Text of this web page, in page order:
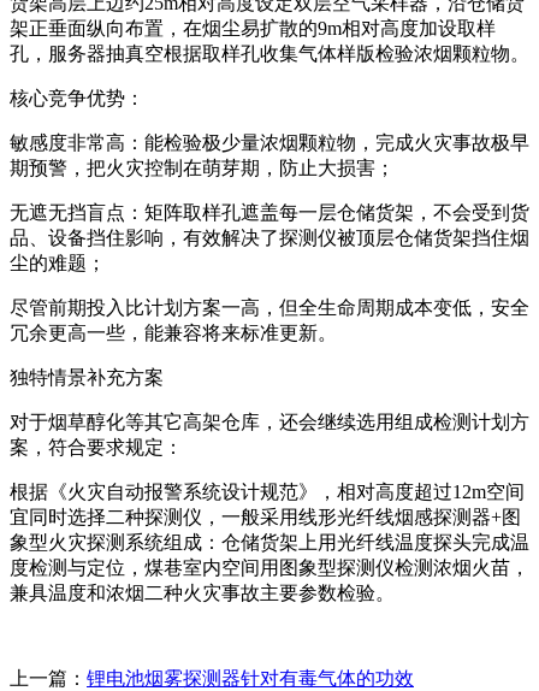
架正垂面纵向布置，在烟尘易扩散的9m相对高度加设取样
孔，服务器抽真空根据取样孔收集气体样版检验浓烟颗粒物。
核心竞争优势：
敏感度非常高：能检验极少量浓烟颗粒物，完成火灾事故极早
期预警，把火灾控制在萌芽期，防止大损害；
无遮无挡盲点：矩阵取样孔遮盖每一层仓储货架，不会受到货
品、设备挡住影响，有效解决了探测仪被顶层仓储货架挡住烟
尘的难题；
尽管前期投入比计划方案一高，但全生命周期成本变低，安全
冗余更高一些，能兼容将来标准更新。
独特情景补充方案
对于烟草醇化等其它高架仓库，还会继续选用组成检测计划方
案，符合要求规定：
根据《火灾自动报警系统设计规范》，相对高度超过12m空间
宜同时选择二种探测仪，一般采用线形光纤线烟感探测器+图
象型火灾探测系统组成：仓储货架上用光纤线温度探头完成温
度检测与定位，煤巷室内空间用图象型探测仪检测浓烟火苗，
兼具温度和浓烟二种火灾事故主要参数检验。
上一篇： 锂电池烟雾探测器针对有毒气体的功效